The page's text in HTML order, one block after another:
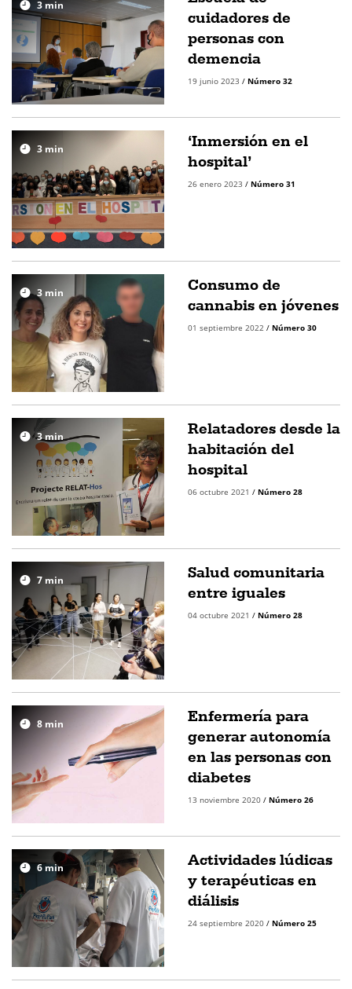
3min
cuidadores de
personas con
demencia
19 junio 2023 / Número 32
3min
‘Inmersión en el
hospital’
26 enero 2023 / Número 31
3 min
Consumo de
cannabis en jóvenes
01 septiembre 2022 / Número 30
3min
Relatadores desde la
habitación del
hospital
06 octubre 2021 / Número 28
7 min
Salud comunitaria
entre iguales
04 octubre 2021 / Número 28
8min
Enfermería para
generar autonomía
en las personas con
diabetes
13 noviembre 2020 / Número 26
6min
Actividades lúdicas
y terapéuticas en
diálisis
24 septiembre 2020 / Número 25